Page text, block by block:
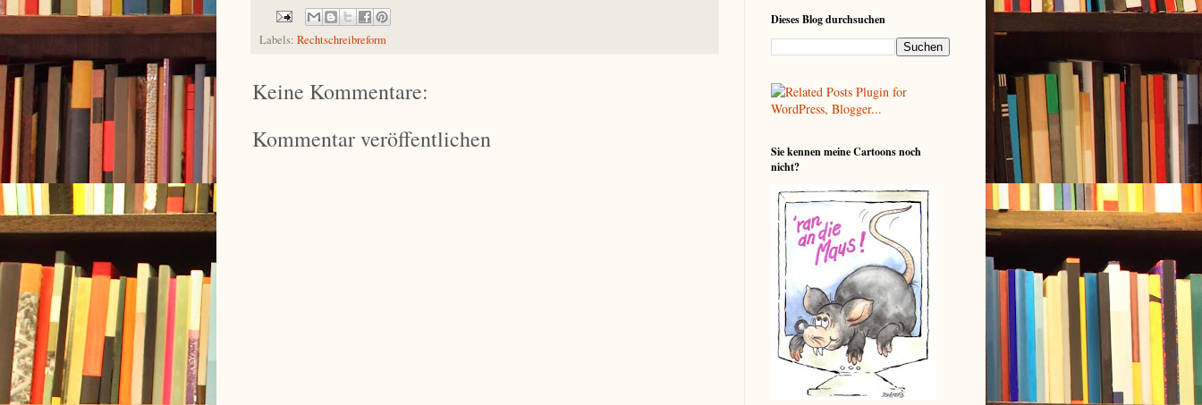
Labels: Rechtschreibreform
Keine Kommentare:
Kommentar veröffentlichen
Dieses Blog durchsuchen
Sie kennen meine Cartoons noch
nicht?